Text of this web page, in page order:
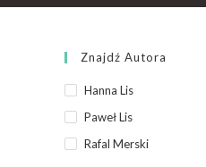
Znajdź Autora
Hanna Lis
Paweł Lis
Rafal Merski